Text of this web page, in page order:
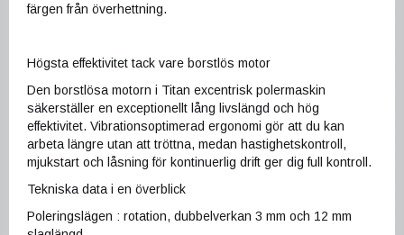
färgen från överhettning.
Högsta effektivitet tack vare borstlös motor
Den borstlösa motorn i Titan excentrisk polermaskin
säkerställer en exceptionellt lång livslängd och hög
effektivitet. Vibrationsoptimerad ergonomi gör att du kan
arbeta längre utan att tröttna, medan hastighetskontroll,
mjukstart och låsning för kontinuerlig drift ger dig full kontroll.
Tekniska data i en överblick
Poleringslägen : rotation, dubbelverkan 3 mm och 12 mm